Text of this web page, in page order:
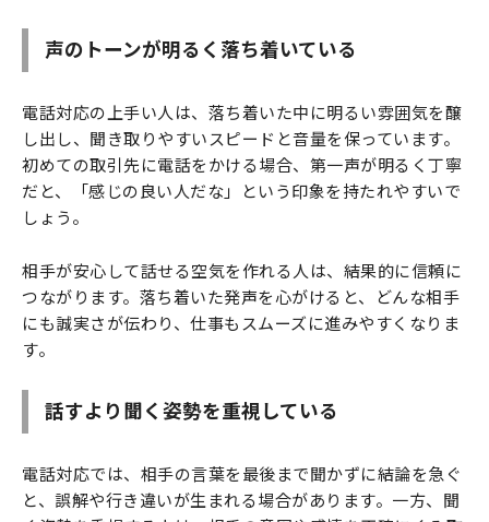
声のトーンが明るく落ち着いている
電話対応の上手い人は、落ち着いた中に明るい雰囲気を醸
し出し、聞き取りやすいスピードと音量を保っています。
初めての取引先に電話をかける場合、第一声が明るく丁寧
だと、「感じの良い人だな」という印象を持たれやすいで
しょう。
相手が安心して話せる空気を作れる人は、結果的に信頼に
つながります。落ち着いた発声を心がけると、どんな相手
にも誠実さが伝わり、仕事もスムーズに進みやすくなりま
す。
話すより聞く姿勢を重視している
電話対応では、相手の言葉を最後まで聞かずに結論を急ぐ
と、誤解や行き違いが生まれる場合があります。一方、聞